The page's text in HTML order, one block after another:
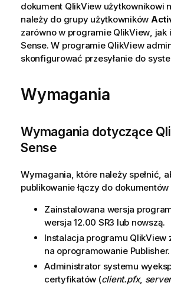
dokument QlikViewużytkownikowi
należy do grupy użytkowników
zarówno w programie QlikView, jak
Sense. W programie QlikView
skonfigurować przesyłanie do
Wymagania
Wymagania dotyczące
Sense
Wymagania, które należy spełnić,
publikowanie łączy do dokumentów
Zainstalowana wersja
wersja 12.00 SR3 lub nowszą.
Instalacja programu QlikView
na oprogramowanie Publisher.
Administrator systemu
certyfikatów (client.pfx,